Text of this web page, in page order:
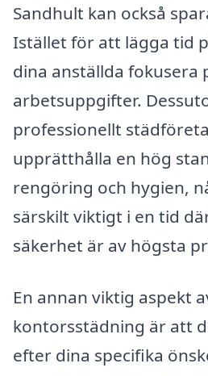
Sandhult kan också
Istället för att lägga tid
dina anställda fokusera
arbetsuppgifter.
professionellt
upprätthålla en hög
rengöring och hygien,
särskilt viktigt i en tid
säkerhet är av högsta
En annan viktig aspekt
kontorsstädning är att
efter dina specifika